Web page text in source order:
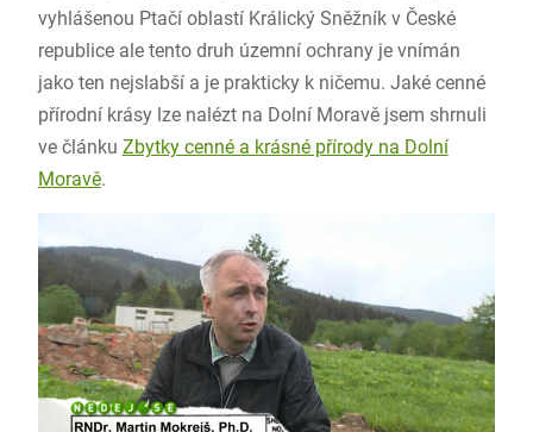
vyhlášenou Ptačí oblastí Králický Sněžník v České
republice ale tento druh územní ochrany je vnímán
jako ten nejslabší a je prakticky k ničemu. Jaké cenné
přírodní krásy lze nalézt na Dolní Moravě jsem shrnuli
ve článku Zbytky cenné a krásné přírody na Dolní
Moravě.